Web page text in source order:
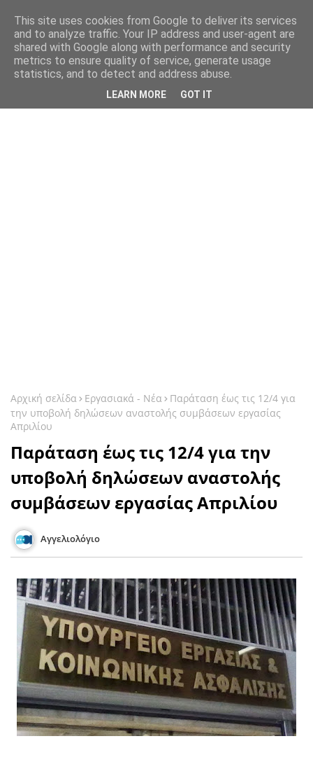
Αρχική σελίδα Εργασιακά - Νέα
Παράταση έως τις 12/4 για
την υποβολή δηλώσεων αναστολής συμβάσεων εργασίας
Απριλίου
Παράταση έως τις 12/4 για την
υποβολή δηλώσεων αναστολής
συμβάσεων εργασίας Απριλίου
Αγγελιολόγιο
This site uses cookies from Google to deliver its services
and to analyze traffic. Your IP address and user-agent are
shared with Google along with performance and security
metrics to ensure quality of service, generate usage
statistics, and to detect and address abuse.
LEARN MORE GOT IT